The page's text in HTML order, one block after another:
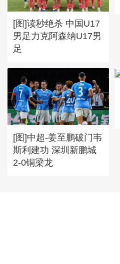
[图]读秒绝杀 中国U17
男足力克阿森纳U17男
足
[图]中超-姜至鹏破门韦
斯利建功 深圳新鹏城
2-0铜梁龙